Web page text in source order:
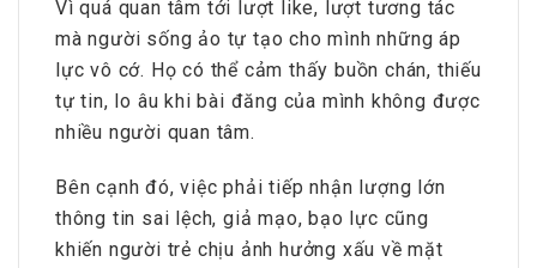
Vì quá quan tâm tới lượt like, lượt tương tác
mà người sống ảo tự tạo cho mình những áp
lực vô cớ. Họ có thể cảm thấy buồn chán, thiếu
tự tin, lo âu khi bài đăng của mình không được
nhiều người quan tâm.
Bên cạnh đó, việc phải tiếp nhận lượng lớn
thông tin sai lệch, giả mạo, bạo lực cũng
khiến người trẻ chịu ảnh hưởng xấu về mặt